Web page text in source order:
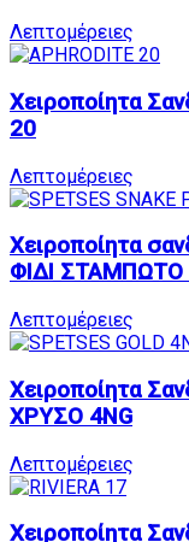
Λεπτομέρειες
Χειροποίητα
20
Λεπτομέρειες
Χειροποίητα
ΦΙΔΙ ΣΤΑΜΠΩΤΟ
Λεπτομέρειες
Χειροποίητα
ΧΡΥΣΟ 4NG
Λεπτομέρειες
Χειροποίητα